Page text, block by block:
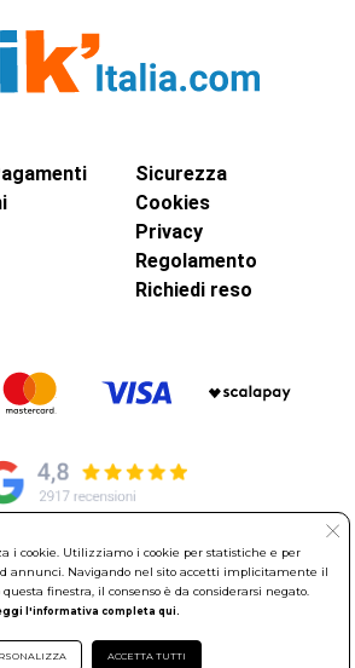
Sicurezza
Cookies
Privacy
Regolamento
Richiedi reso
- Sede Legale: Via Leonardo da Vinci, 40 -
Monterotondo Scalo (RM)
- Codice Fiscale: 06634500588 Capitale
Euro i.v. Iscritto al Registro delle Imprese di
Roma REA: RM-535144
i cookie. Utilizziamo i cookie per statistiche e per
annunci. Navigando nel sito accetti implicitamente il
finestra, il consenso è da considerarsi negato.
l'informativa completa qui.
ACCETTA TUTTI